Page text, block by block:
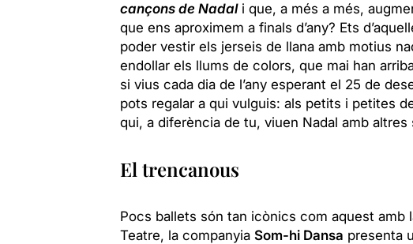
cançons de Nadali que, a més a més,
que ens aproximem a finals d’any? Ets
poder vestir els jerseis de llana amb motius
endollar els llums de colors, que mai han
si vius cada dia de l’any esperant el 25 de
pots regalar a qui vulguis: als petits i petites
qui, a diferència de tu, viuen Nadal amb altres
El trencanous
Pocs ballets són tan icònics com aquest amb
Teatre, la companyia Som-hi Dansa presenta